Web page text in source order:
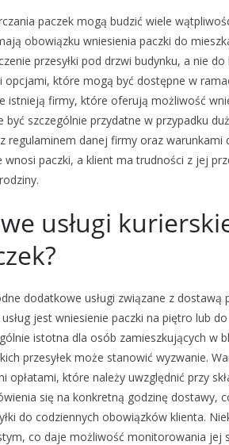
paczek mogą budzić wiele
obowiązku wniesienia paczki do
przesyłki pod drzwi budynku, a nie
opcjami, które mogą być dostępne w
istnieją firmy, które oferują możliwość
szczególnie przydatne w przypadku
regulaminem danej firmy oraz warunkami
wnosi paczki, a klient ma trudności z jej
usługi
dodatkowe usługi związane z dostawą
jest wniesienie paczki na piętro lub
istotna dla osób zamieszkujących w
przesyłek może stanowić wyzwanie.
opłatami, które należy uwzględnić przy
się na konkretną godzinę dostawy,
do codziennych obowiązków klienta.
co daje możliwość monitorowania jej